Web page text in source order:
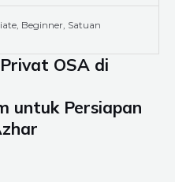
Beginner, Satuan
OSA di
untuk Persiapan